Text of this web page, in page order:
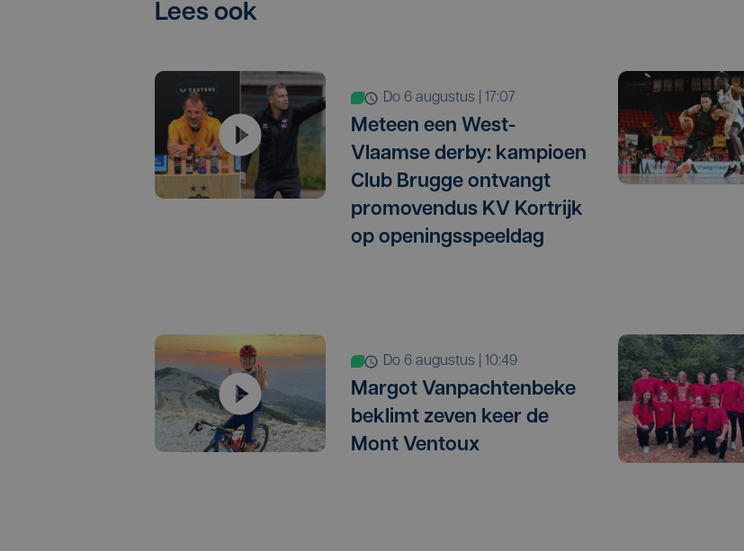
Lees ook
do 6 augustus | 17:07
Meteen een West-
Vlaamse derby: kampioen
Club Brugge ontvangt
promovendus KV Kortrijk
op openingsspeeldag
do 6 augustus | 10:49
Margot Vanpachtenbeke
beklimt zeven keer de
Mont Ventoux